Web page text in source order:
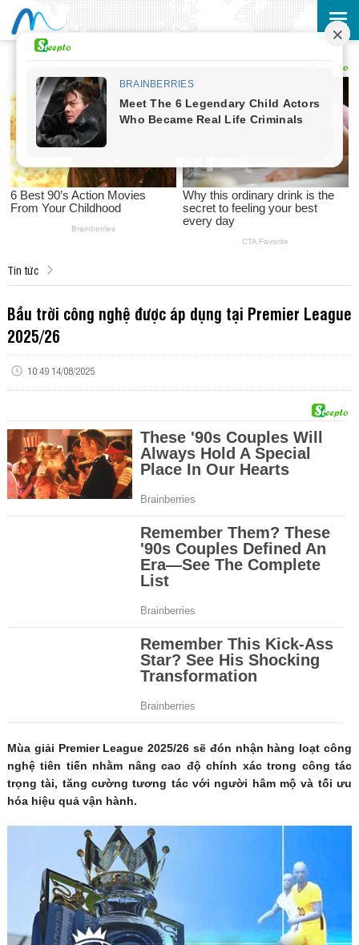
Tin tức
Bầu trời công nghệ được áp dụng tại Premier League
2025/26
10:49 14/08/2025
Mùa giải Premier League 2025/26 sẽ đón nhận hàng loạt công
nghệ tiên tiến nhằm nâng cao độ chính xác trong công tác
trọng tài, tăng cường tương tác với người hâm mộ và tối ưu
hóa hiệu quả vận hành.